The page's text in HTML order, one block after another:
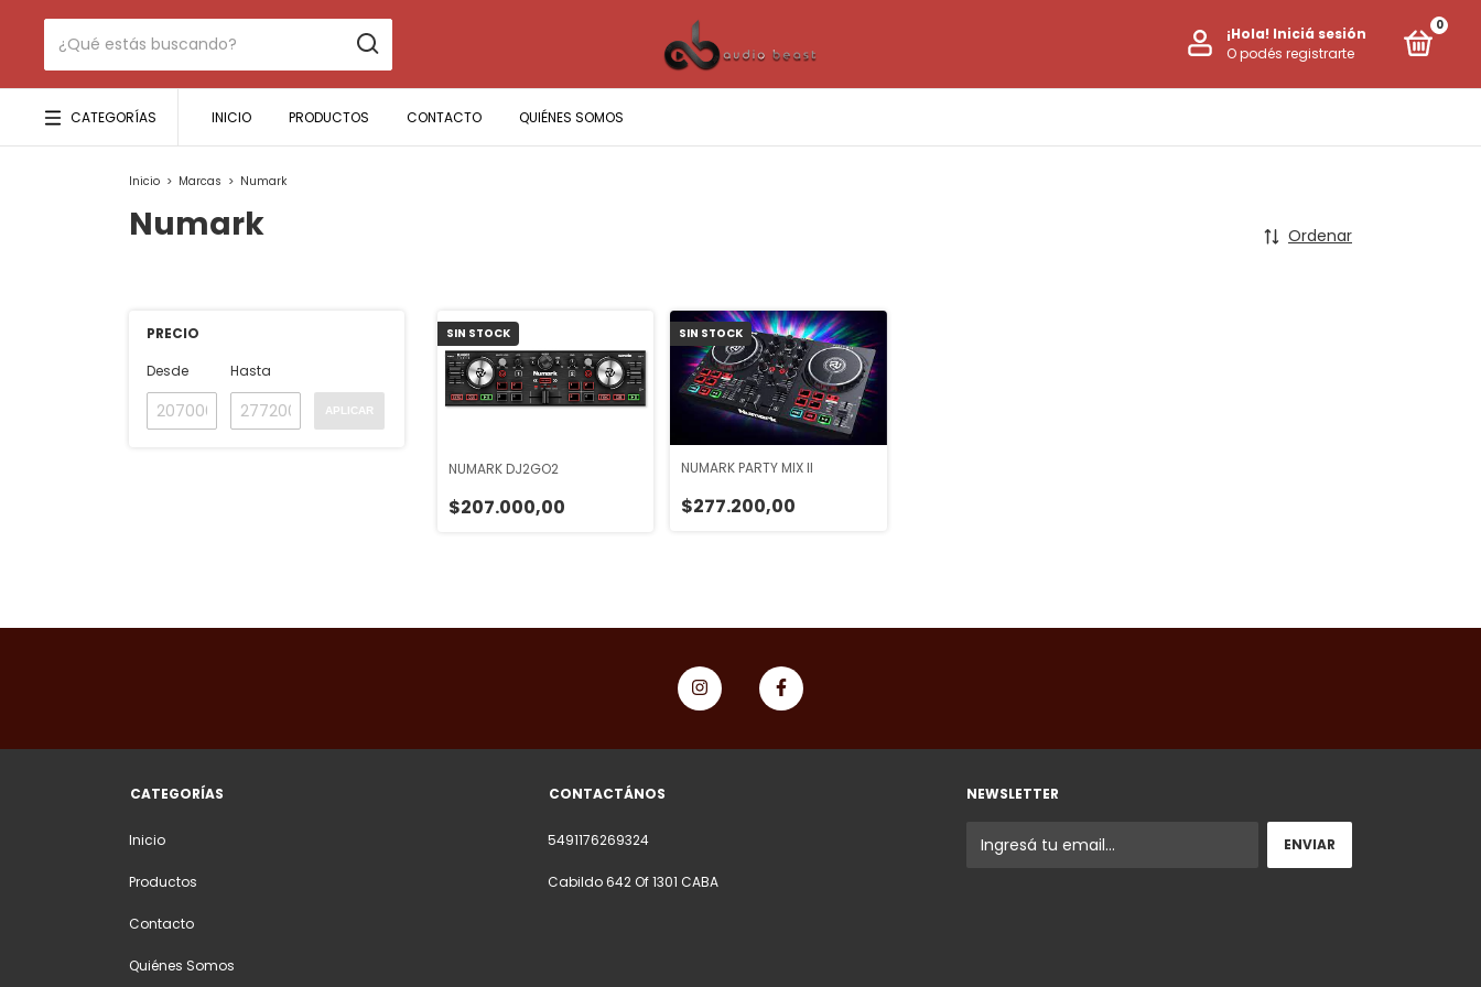
¡Hola! Iniciá sesión
O podés registrarte
0
CATEGORÍAS INICIO PRODUCTOS CONTACTO QUIÉNES SOMOS
Inicio > Marcas > Numark
Numark Ordenar
PRECIO
Desde
Hasta
APLICAR
SIN STOCK
NUMARK DJ2GO2
$207.000,00
SIN STOCK
NUMARK PARTY MIX II
$277.200,00
CATEGORÍAS
Inicio
Productos
Contacto
Quiénes Somos
CONTACTÁNOS
5491176269324
Cabildo 642 Of 1301 CABA
NEWSLETTER